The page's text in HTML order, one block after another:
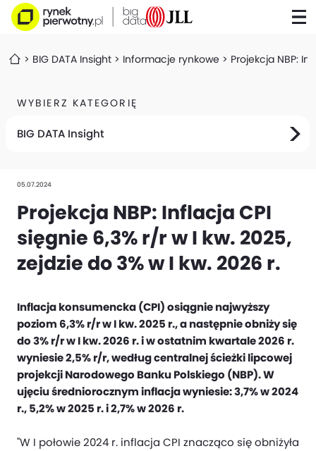
BIG DATA Insight Informacje rynkowe Projekcja NBP:
WYBIERZ KATEGORIĘ
BIG DATA Insight
05.07.2024
Projekcja NBP: Inflacja CPI
sięgnie 6,3% r/r w I kw. 2025,
zejdzie do 3% w I kw. 2026 r.
Inflacja konsumencka (CPI) osiągnie najwyższy
poziom 6,3% r/r w I kw. 2025 r., a następnie obniży się
do 3% r/r w I kw. 2026 r. i w ostatnim kwartale 2026 r.
wyniesie 2,5% r/r, według centralnej ścieżki lipcowej
projekcji Narodowego Banku Polskiego (NBP). W
ujęciu średniorocznym inflacja wyniesie: 3,7% w 2024
r., 5,2% w 2025 r. i 2,7% w 2026 r.
"W I połowie 2024 r. inflacja CPI znacząco się obniżyła